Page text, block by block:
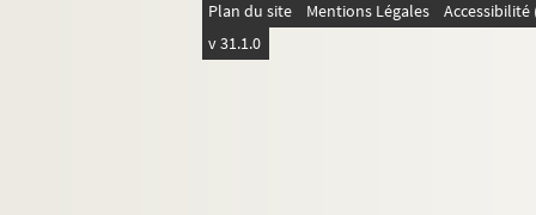
Plan du site Mentions Légales
v 31.1.0